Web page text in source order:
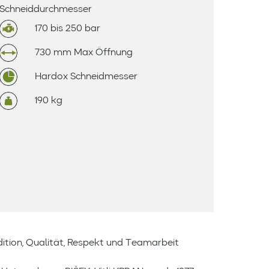
Schneiddurchmesser
170 bis 250 bar
730 mm Max Öffnung
Hardox Schneidmesser
190 kg
Qualität, Respekt und Teamarbeit